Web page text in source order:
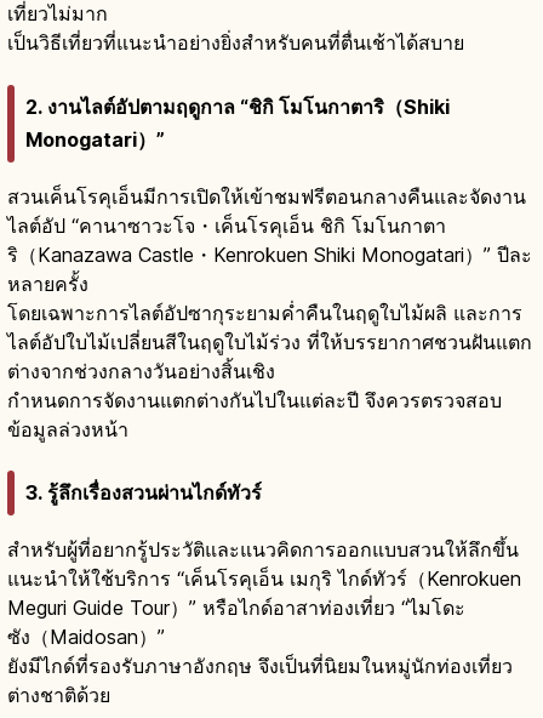
เที่ยวไม่มาก
เป็นวิธีเที่ยวที่แนะนำอย่างยิ่งสำหรับคนที่ตื่นเช้าได้สบาย
2. งานไลต์อัปตามฤดูกาล “ชิกิ โมโนกาตาริ（Shiki
Monogatari）”
สวนเค็นโรคุเอ็นมีการเปิดให้เข้าชมฟรีตอนกลางคืนและจัดงาน
ไลต์อัป “คานาซาวะโจ・เค็นโรคุเอ็น ชิกิ โมโนกาตา
ริ（Kanazawa Castle・Kenrokuen Shiki Monogatari）” ปีละ
หลายครั้ง
โดยเฉพาะการไลต์อัปซากุระยามค่ำคืนในฤดูใบไม้ผลิ และการ
ไลต์อัปใบไม้เปลี่ยนสีในฤดูใบไม้ร่วง ที่ให้บรรยากาศชวนฝันแตก
ต่างจากช่วงกลางวันอย่างสิ้นเชิง
กำหนดการจัดงานแตกต่างกันไปในแต่ละปี จึงควรตรวจสอบ
ข้อมูลล่วงหน้า
3. รู้ลึกเรื่องสวนผ่านไกด์ทัวร์
สำหรับผู้ที่อยากรู้ประวัติและแนวคิดการออกแบบสวนให้ลึกขึ้น
แนะนำให้ใช้บริการ “เค็นโรคุเอ็น เมกุริ ไกด์ทัวร์（Kenrokuen
Meguri Guide Tour）” หรือไกด์อาสาท่องเที่ยว “ไมโดะ
ซัง（Maidosan）”
ยังมีไกด์ที่รองรับภาษาอังกฤษ จึงเป็นที่นิยมในหมู่นักท่องเที่ยว
ต่างชาติด้วย